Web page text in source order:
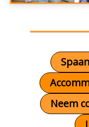
Neem